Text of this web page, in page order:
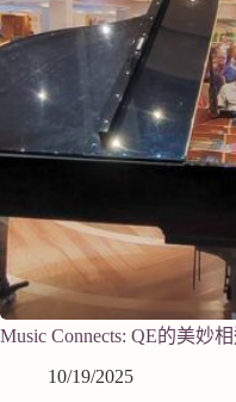
Music Connects: QE的美妙
10/19/2025